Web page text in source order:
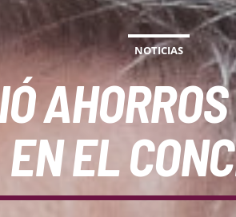
NOTICIAS
EN EL